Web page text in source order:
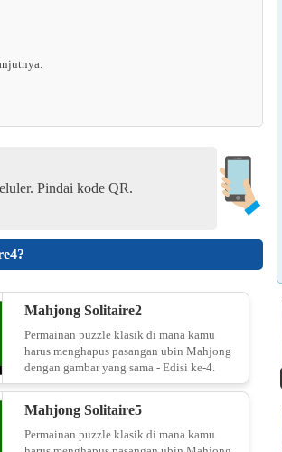
Pindai kode QR.
Mahjong Solitaire2
Permainan puzzle klasik di mana kamu
harus menghapus pasangan ubin Mahjong
dengan gambar yang sama - Edisi ke-4.
Mahjong Solitaire5
Permainan puzzle klasik di mana kamu